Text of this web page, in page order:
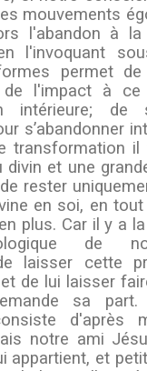
mouvements
l'abandon à
l'invoquant
permet
l'impact à ce
intérieure; de
s’abandonner
transformation il
divin et une
rester
en soi, en
plus. Car il y a
de
laisser cette
de lui laisser
sa
d'après
notre ami
appartient, et